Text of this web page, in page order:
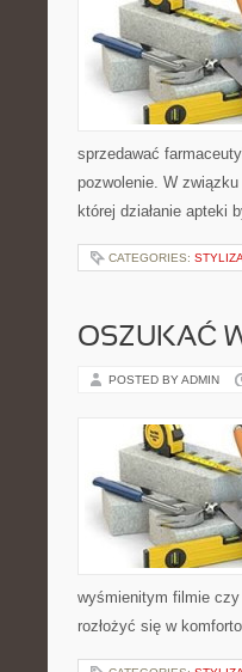
sprzedawać
pozwolenie. W
której działanie apteki
CATEGORIES:
OSZUKAĆ
POSTED BY ADMIN
wyśmienitym filmie
rozłożyć się w